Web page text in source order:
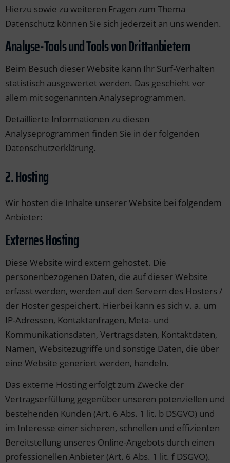
Hierzu sowie zu weiteren Fragen zum Thema
Datenschutz können Sie sich jederzeit an uns wenden.
Analyse-Tools und Tools von Dritt­anbietern
Beim Besuch dieser Website kann Ihr Surf-Verhalten
statistisch ausgewertet werden. Das geschieht vor
allem mit sogenannten Analyseprogrammen.
Detaillierte Informationen zu diesen
Analyseprogrammen finden Sie in der folgenden
Datenschutzerklärung.
2. Hosting
Wir hosten die Inhalte unserer Website bei folgendem
Anbieter:
Externes Hosting
Diese Website wird extern gehostet. Die
personenbezogenen Daten, die auf dieser Website
erfasst werden, werden auf den Servern des Hosters /
der Hoster gespeichert. Hierbei kann es sich v. a. um
IP-Adressen, Kontaktanfragen, Meta- und
Kommunikationsdaten, Vertragsdaten, Kontaktdaten,
Namen, Websitezugriffe und sonstige Daten, die über
eine Website generiert werden, handeln.
Das externe Hosting erfolgt zum Zwecke der
Vertragserfüllung gegenüber unseren potenziellen und
bestehenden Kunden (Art. 6 Abs. 1 lit. b DSGVO) und
im Interesse einer sicheren, schnellen und effizienten
Bereitstellung unseres Online-Angebots durch einen
professionellen Anbieter (Art. 6 Abs. 1 lit. f DSGVO).